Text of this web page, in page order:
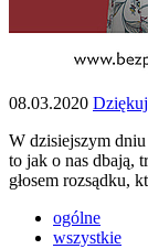
08.03.2020
W dzisiejszym
to jak o nas dbają,
głosem rozsądku,
ogólne
wszystkie